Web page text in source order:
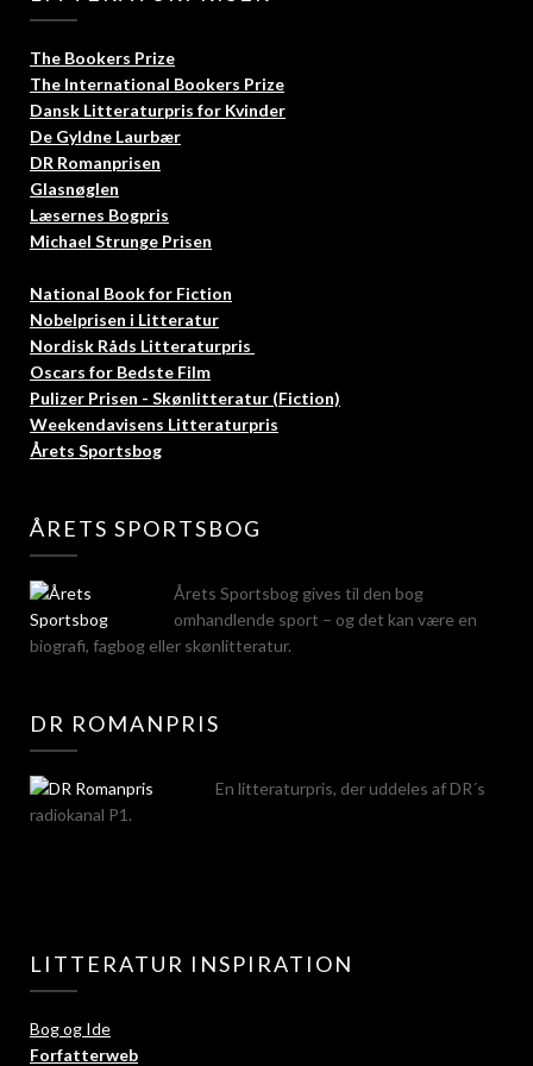
The Bookers Prize
The International Bookers Prize
Dansk Litteraturpris for Kvinder
De Gyldne Laurbær
DR Romanprisen
Glasnøglen
Læsernes Bogpris
Michael Strunge Prisen
National Book for Fiction
Nobelprisen i Litteratur
Nordisk Råds Litteraturpris
Oscars for Bedste Film
Pulizer Prisen - Skønlitteratur (Fiction)
Weekendavisens Litteraturpris
Årets Sportsbog
ÅRETS SPORTSBOG
Årets Sportsbog gives til den bog
omhandlende sport – og det kan være en
biografi, fagbog eller skønlitteratur.
DR ROMANPRIS
En litteraturpris, der uddeles af DR´s
radiokanal P1.
LITTERATUR INSPIRATION
Bog og Ide
Forfatterweb